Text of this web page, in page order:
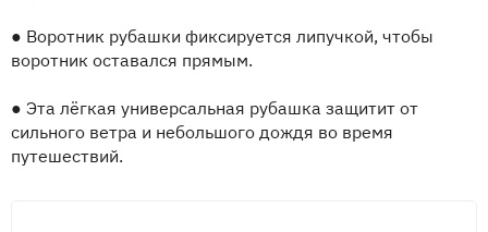
● Воротник рубашки фиксируется липучкой, чтобы
воротник оставался прямым.
● Эта лёгкая универсальная рубашка защитит от
сильного ветра и небольшого дождя во время
путешествий.